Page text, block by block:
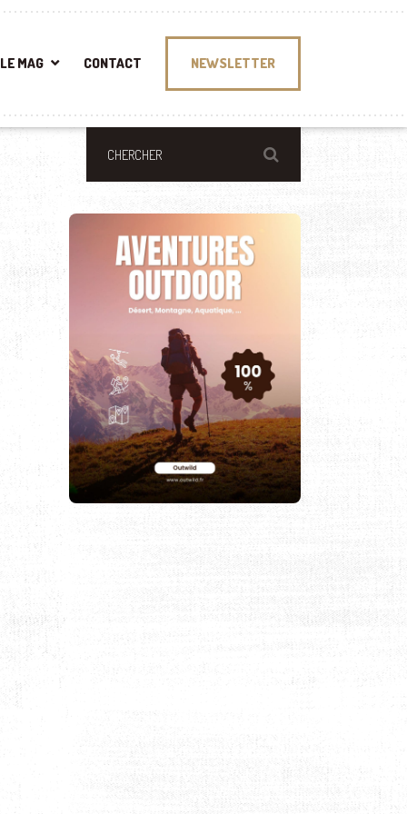
LE MAG CONTACT NEWSLETTER